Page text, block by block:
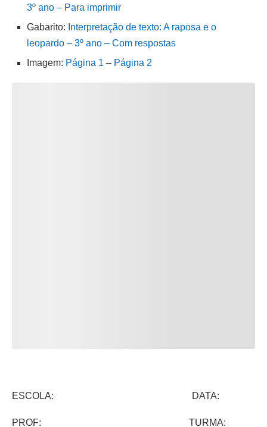
3º ano – Para imprimir
Gabarito: Interpretação de texto: A raposa e o
leopardo – 3º ano – Com respostas
Imagem: Página 1 – Página 2
ESCOLA: DATA:
PROF: TURMA: